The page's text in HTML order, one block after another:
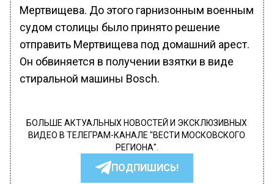
Мертвищева. До этого гарнизонным военным
судом столицы было принято решение
отправить Мертвищева под домашний арест.
Он обвиняется в получении взятки в виде
стиральной машины Bosch.
БОЛЬШЕ АКТУАЛЬНЫХ НОВОСТЕЙ И ЭКСКЛЮЗИВНЫХ
ВИДЕО В ТЕЛЕГРАМ-КАНАЛЕ "ВЕСТИ МОСКОВСКОГО
РЕГИОНА".
ПОДПИШИСЬ!